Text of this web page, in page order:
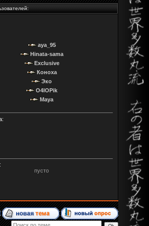
aya_95
Hinata-sama
Exclusive
Коноха
Эко
O4IOPik
Maya
пусто